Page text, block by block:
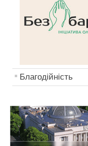
Благодійність